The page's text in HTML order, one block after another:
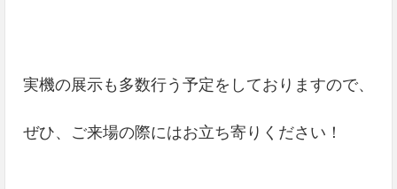
実機の展示も多数行う予定をしておりますので、
ぜひ、ご来場の際にはお立ち寄りください！